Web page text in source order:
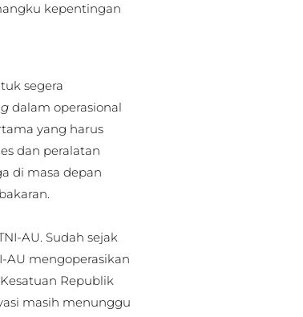
kepentingan
segera
dalam operasional
yang harus
dan peralatan
di masa depan
AU. Sudah sejak
AU mengoperasikan
Republik
masih menunggu